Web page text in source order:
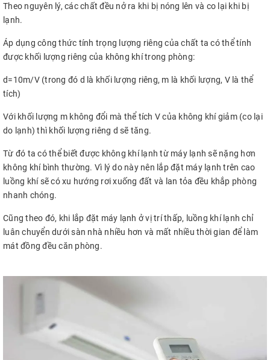
Theo nguyên lý, các chất đều nở ra khi bị nóng lên và co lại khi bị
lạnh.
Áp dụng công thức tính trọng lượng riêng của chất ta có thể tính
được khối lượng riêng của không khí trong phòng:
d=10m/V (trong đó d là khối lượng riêng, m là khối lượng, V là thể
tích)
Với khối lượng m không đổi mà thể tích V của không khí giảm (co lại
do lạnh) thì khối lượng riêng d sẽ tăng.
Từ đó ta có thể biết được không khí lạnh từ máy lạnh sẽ nặng hơn
không khí bình thường. Vì lý do này nên lắp đặt máy lạnh trên cao
luồng khí sẽ có xu hướng rơi xuống đất và lan tỏa đều khắp phòng
nhanh chóng.
Cũng theo đó, khi lắp đặt máy lạnh ở vị trí thấp, luồng khí lạnh chỉ
luân chuyển dưới sàn nhà nhiều hơn và mất nhiều thời gian để làm
mát đồng đều căn phòng.